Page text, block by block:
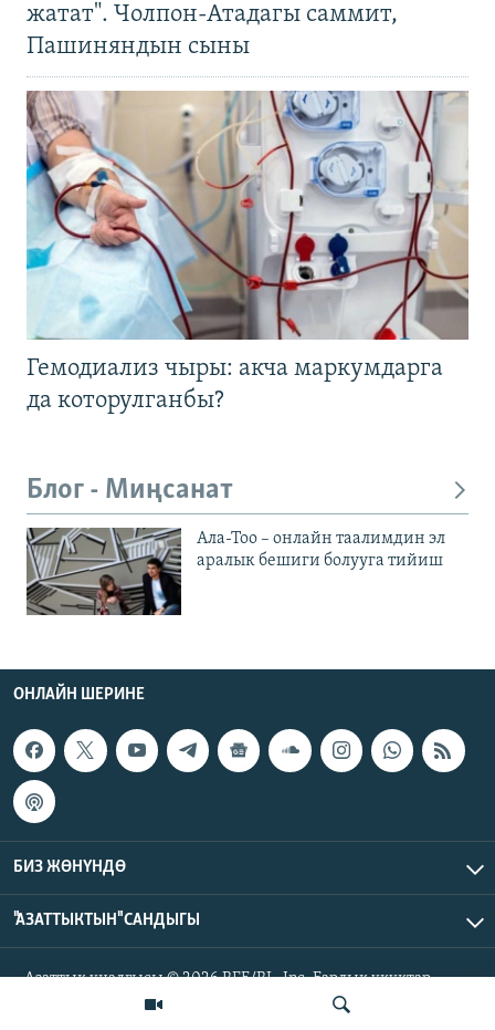
жатат". Чолпон-Атадагы саммит,
Пашиняндын сыны
Гемодиализ чыры: акча маркумдарга
да которулганбы?
Блог - Миңсанат
Ала-Тоо – онлайн таалимдин эл
аралык бешиги болууга тийиш
ОНЛАЙН ШЕРИНЕ
БИЗ ЖӨНҮНДӨ
"АЗАТТЫКТЫН" САНДЫГЫ
Азаттык үналгысы © 2026 RFE/RL, Inc. Бардык укуктар